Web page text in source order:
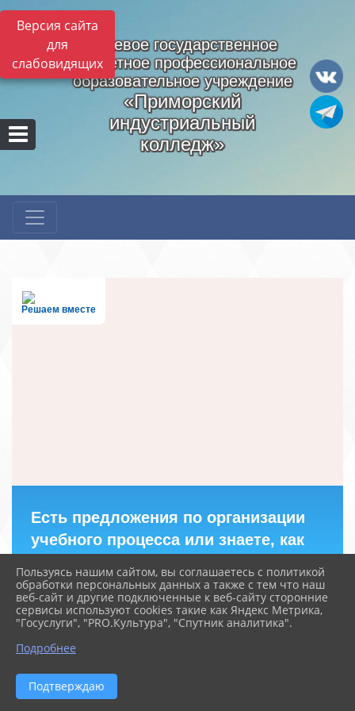
Версия сайта
для
слабовидящих
Краевое государственное
бюджетное профессиональное
образовательное учреждение
«Приморский
индустриальный
колледж»
Решаем вместе
Есть предложения по организации
учебного процесса или знаете, как
Написать о проблеме
Пользуясь нашим сайтом, вы соглашаетесь с политикой
обработки персональных данных а также с тем что наш
веб-сайт и другие подключенные к веб-сайту сторонние
сервисы используют cookies такие как Яндекс Метрика,
"Госуслуги", "PRO.Культура", "Спутник аналитика".
Подробнее
Подтверждаю